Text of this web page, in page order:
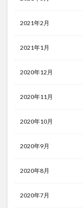
2021年2月
2021年1月
2020年12月
2020年11月
2020年10月
2020年9月
2020年8月
2020年7月